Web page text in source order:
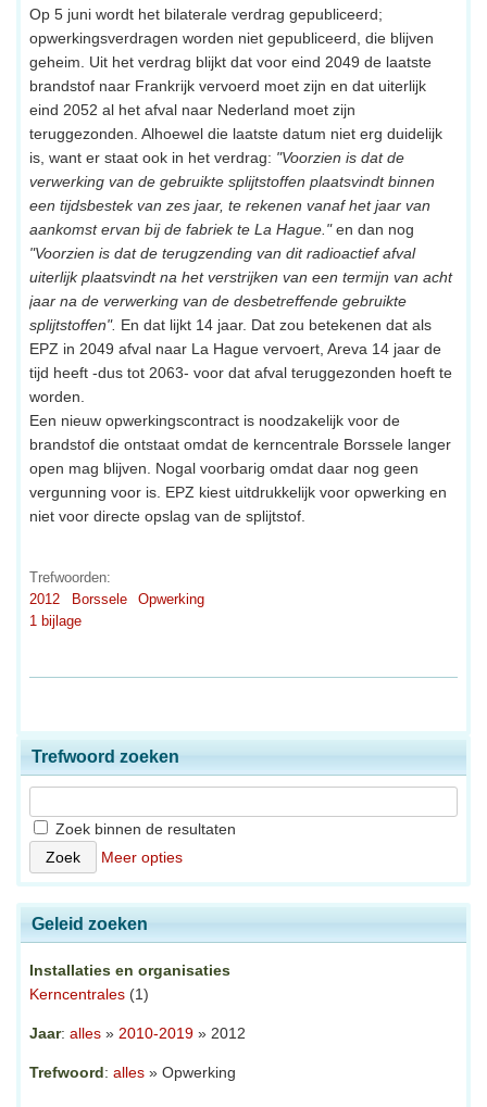
Op 5 juni wordt het bilaterale verdrag gepubliceerd;
opwerkingsverdragen worden niet gepubliceerd, die blijven
geheim. Uit het verdrag blijkt dat voor eind 2049 de laatste
brandstof naar Frankrijk vervoerd moet zijn en dat uiterlijk
eind 2052 al het afval naar Nederland moet zijn
teruggezonden. Alhoewel die laatste datum niet erg duidelijk
is, want er staat ook in het verdrag: "Voorzien is dat de
verwerking van de gebruikte splijtstoffen plaatsvindt binnen
een tijdsbestek van zes jaar, te rekenen vanaf het jaar van
aankomst ervan bij de fabriek te La Hague."en dan nog
"Voorzien is dat de terugzending van dit radioactief afval
uiterlijk plaatsvindt na het verstrijken van een termijn van acht
jaar na de verwerking van de desbetreffende gebruikte
splijtstoffen". En dat lijkt 14 jaar. Dat zou betekenen dat als
EPZ in 2049 afval naar La Hague vervoert, Areva 14 jaar de
tijd heeft -dus tot 2063- voor dat afval teruggezonden hoeft te
worden.
Een nieuw opwerkingscontract is noodzakelijk voor de
brandstof die ontstaat omdat de kerncentrale Borssele langer
open mag blijven. Nogal voorbarig omdat daar nog geen
vergunning voor is. EPZ kiest uitdrukkelijk voor opwerking en
niet voor directe opslag van de splijtstof.
Trefwoorden:
2012
Borssele
Opwerking
1 bijlage
Trefwoord zoeken
Zoek binnen de resultaten
Meer opties
Geleid zoeken
Installaties en organisaties
Kerncentrales (1)
Jaar: alles » 2010-2019 » 2012
Trefwoord: alles » Opwerking